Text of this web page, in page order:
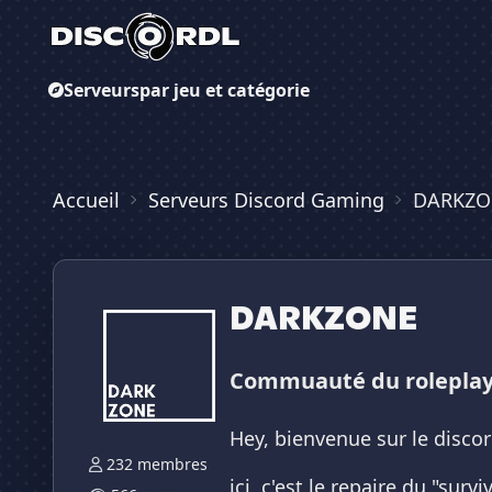
Serveurspar jeu et catégorie
Accueil Serveurs Discord Gaming
232 membres
DARKZONE
Commuauté du
Hey, bienvenue sur le
ici, c'est le repaire du